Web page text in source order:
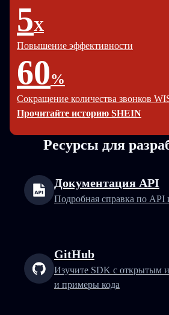
5X
Повышение эффективности
60%
Сокращение количества звонков
Прочитайте историю SHEIN
Ресурсы для
Документация API
Подробная справка по
GitHub
Изучите SDK с открытым
и примеры кода